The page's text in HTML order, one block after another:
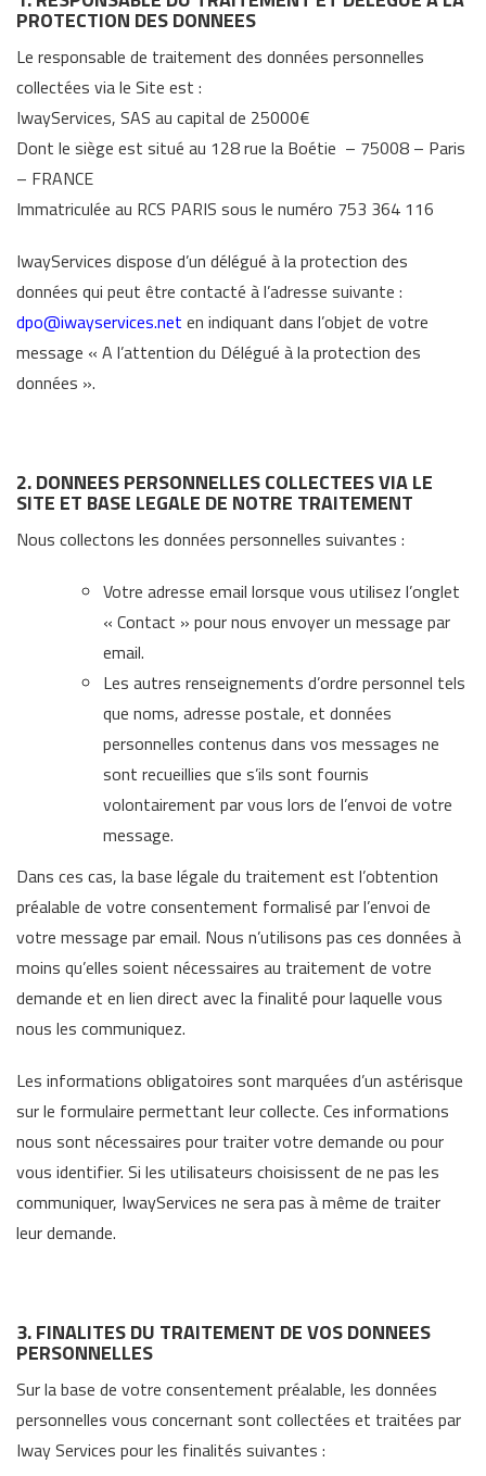
PROTECTION DESDONNEES
Le responsable de traitement des données personnelles
collectées via le Site est :
IwayServices, SAS au capital de 25000€
Dont le siège est situé au 128 rue la Boétie – 75008 – Paris
– FRANCE
Immatriculée au RCS PARIS sous le numéro 753 364 116
IwayServices dispose d’un délégué à la protection des
données qui peut être contacté à l’adresse suivante :
dpo@iwayservices.net en indiquant dans l’objet de votre
message « A l’attention du Délégué à la protection des
données ».
2. DONNEES PERSONNELLES COLLECTEES VIA LE
SITE ET BASE LEGALE DE NOTRE TRAITEMENT
Nous collectons les données personnelles suivantes :
Votre adresse email lorsque vous utilisez l’onglet
« Contact » pour nous envoyer un message par
email.
Les autres renseignements d’ordre personnel tels
que noms, adresse postale, et données
personnelles contenus dans vos messages ne
sont recueillies que s’ils sont fournis
volontairement par vous lors de l’envoi de votre
message.
Dans ces cas, la base légale du traitement est l’obtention
préalable de votre consentement formalisé par l’envoi de
votre message par email. Nous n’utilisons pas ces données à
moins qu’elles soient nécessaires au traitement de votre
demande et en lien direct avec la finalité pour laquelle vous
nous les communiquez.
Les informations obligatoires sont marquées d’un astérisque
sur le formulaire permettant leur collecte. Ces informations
nous sont nécessaires pour traiter votre demande ou pour
vous identifier. Si les utilisateurs choisissent de ne pas les
communiquer, IwayServices ne sera pas à même de traiter
leur demande.
3. FINALITES DU TRAITEMENT DE VOS DONNEES
PERSONNELLES
Sur la base de votre consentement préalable, les données
personnelles vous concernant sont collectées et traitées par
Iway Services pour les finalités suivantes :